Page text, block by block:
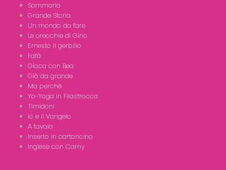
Sommario
Grande Storia
Un mondo da fare
Le orecchie di Gino
Ernesto il gerbillo
Fafà
Gioca con Bea
Giò da grande
Ma perchè
Yo-Yoga in Filastrocca
Timidoni
Io e il Vangelo
A tavola
Inserto in cartoncino
Inglese con Camy